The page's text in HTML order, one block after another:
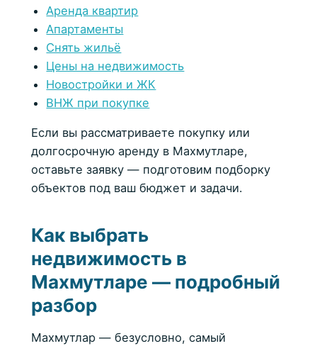
Достопримечательности
Услуги
+90 552 692 34 20
WhatsApp +90 552 692 34 20
Подобрать жильё
Аренда квартир
Апартаменты
Снять жильё
Цены на недвижимость
Новостройки и ЖК
ВНЖ при покупке
Если вы рассматриваете покупку или
долгосрочную аренду в Махмутларе,
оставьте заявку — подготовим подборку
объектов под ваш бюджет и задачи.
Как выбрать
недвижимость в
Махмутларе — подробный
разбор
Махмутлар — безусловно, самый